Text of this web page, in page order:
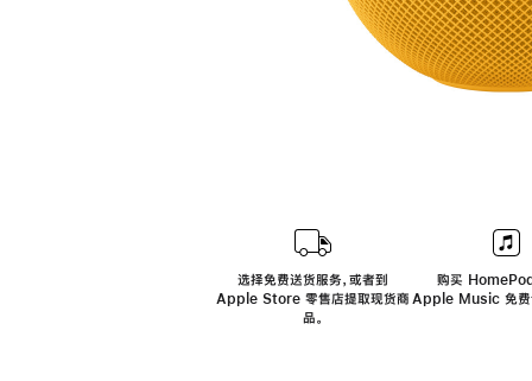
选择免费送货服务，或者到
Apple Store 零售店提取现货商
品。
购买
Apple Music 免费